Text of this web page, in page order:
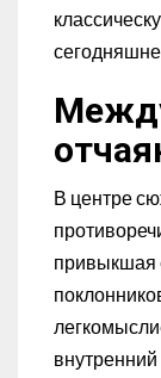
В центре
привыкшая